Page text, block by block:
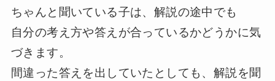
ちゃんと聞いている子は、解説の途中でも
自分の考え方や答えが合っているかどうかに気
づきます。
間違った答えを出していたとしても、解説を聞